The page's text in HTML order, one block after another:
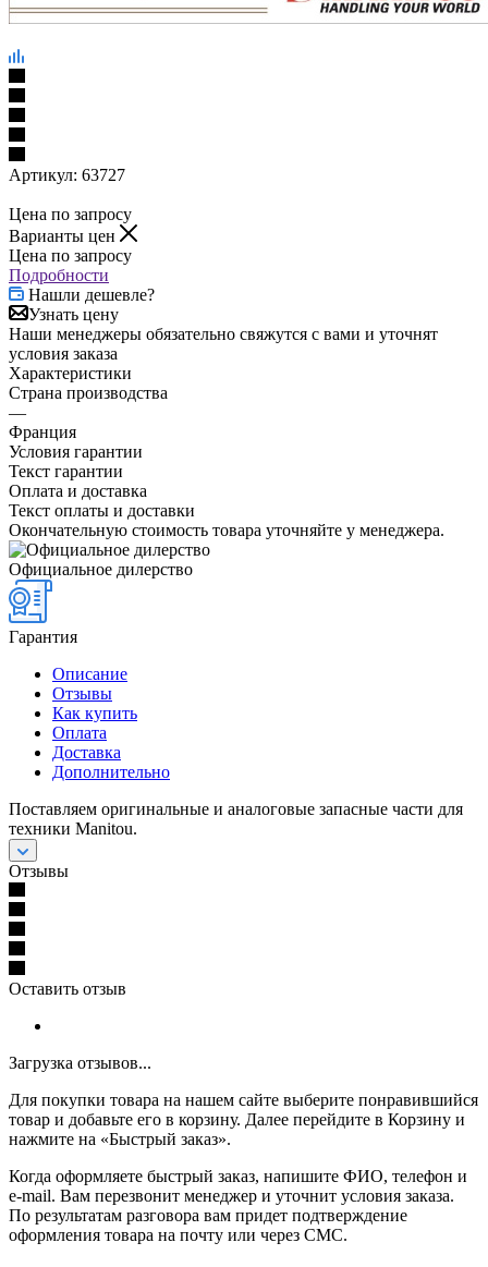
Артикул: 63727
Цена по запросу
Варианты цен
Цена по запросу
Подробности
Нашли дешевле?
Узнать цену
Наши менеджеры обязательно свяжутся с вами и уточнят
условия заказа
Характеристики
Страна производства
—
Франция
Условия гарантии
Текст гарантии
Оплата и доставка
Текст оплаты и доставки
Окончательную стоимость товара уточняйте у менеджера.
Официальное дилерство
Гарантия
Описание
Отзывы
Как купить
Оплата
Доставка
Дополнительно
Поставляем оригинальные и аналоговые запасные части для
техники Manitou.
Отзывы
Оставить отзыв
Загрузка отзывов...
Для покупки товара на нашем сайте выберите понравившийся
товар и добавьте его в корзину. Далее перейдите в Корзину и
нажмите на «Быстрый заказ».
Когда оформляете быстрый заказ, напишите ФИО, телефон и
e-mail. Вам перезвонит менеджер и уточнит условия заказа.
По результатам разговора вам придет подтверждение
оформления товара на почту или через СМС.